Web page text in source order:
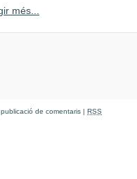
més...
de comentaris | RSS